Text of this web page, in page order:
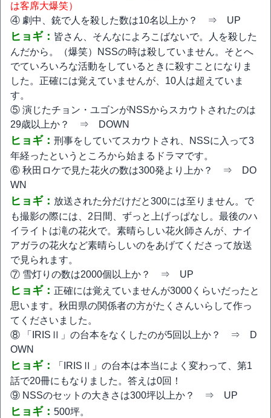
は客席大爆笑）
④ 劇中、銃で人を殺した数は10名以上か？ ⇒ UP
ヒョギ： 皆さん、そんなによろこばないで。人を殺した
んだから。（爆笑）NSSの時は殺していません。そとへ
でていろいろな活動をしているときに殺すことになりま
した。正確には覚えていませんが、10人は超えていま
す。
⑤ 演じたチョン・ユゴンがNSSからスカウトされたのは
29歳以上か？ ⇒ DOWN
ヒョギ： 刑事をしていてスカウトされ、NSSに入って3
年経ったというところから始まるドラマです。
⑥ 秋田ロケで見た花火の数は300発より上か？ ⇒ DO
WN
ヒョギ： 放送された分だけだと300には至りません。で
も撮影の際には、2日間、ずっと上げっぱなし。最後のハ
イライトは滝の花火で。素晴らしい花火師さんが、ナイ
アガラの花火など素晴らしいのをあげてくださって放送
で見られます。
⑦ 雪灯りの数は2000個以上か？ ⇒ UP
ヒョギ： 正確には覚えていませんが3000くらいだったと
思います。秋田県の関係者の方がたくさんいらして作っ
てくださいました。
⑧ 「IRISⅡ」の台本をなくしたのが5回以上か？ ⇒ D
OWN
ヒョギ：
「IRISⅡ」の台本は本当によく変わって、第1
話で20冊にもなりました。答えは0回！
⑨ NSSのセットの大きさは300坪以上か？ ⇒ UP
ヒョギ： 500坪。